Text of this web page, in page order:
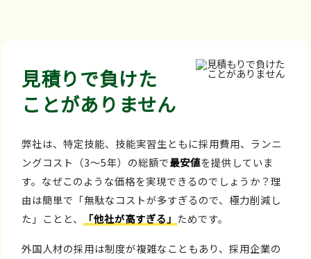
見積りで負けた
ことがありません
弊社は、特定技能、技能実習生ともに採用費用、ランニ
ングコスト（3～5年）の総額で最安値を提供していま
す。なぜこのような価格を実現できるのでしょうか？理
由は簡単で「無駄なコストが多すぎるので、極力削減し
た」ことと、
「他社が高すぎる」 ためです。
外国人材の採用は制度が複雑なこともあり、採用企業の